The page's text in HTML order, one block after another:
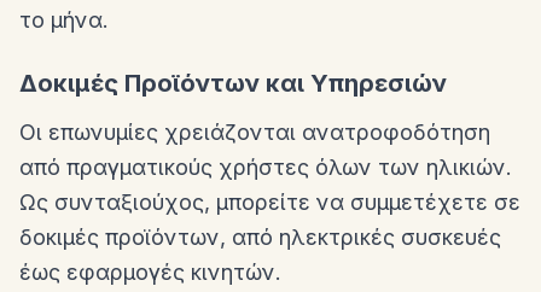
το μήνα.
Δοκιμές Προϊόντων και Υπηρεσιών
Οι επωνυμίες χρειάζονται ανατροφοδότηση
από πραγματικούς χρήστες όλων των ηλικιών.
Ως συνταξιούχος, μπορείτε να συμμετέχετε σε
δοκιμές προϊόντων, από ηλεκτρικές συσκευές
έως εφαρμογές κινητών.